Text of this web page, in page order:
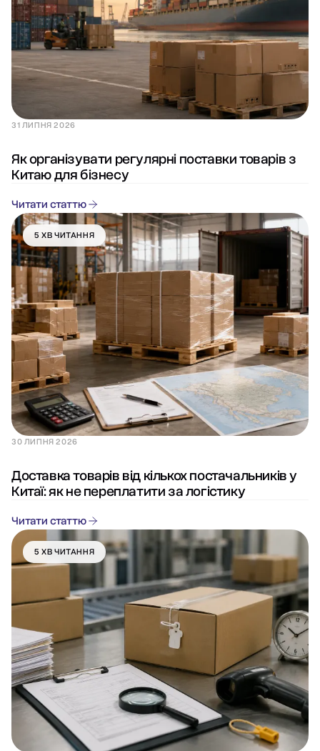
31 ЛИПНЯ 2026
Як організувати регулярні поставки товарів з
Китаю для бізнесу
Читати статтю
5 ХВ ЧИТАННЯ
30 ЛИПНЯ 2026
Доставка товарів від кількох постачальників у
Китаї: як не переплатити за логістику
Читати статтю
5 ХВ ЧИТАННЯ